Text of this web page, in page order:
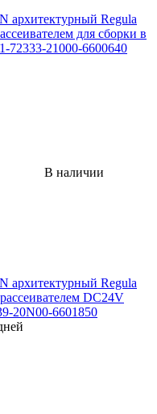
архитектурный Regula
для сборки в
21000-6600640
В наличии
архитектурный Regula
DC24V
20N00-6601850